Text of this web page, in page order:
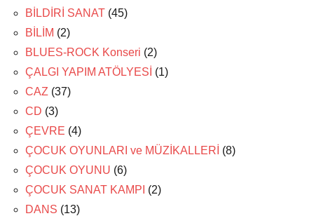
BİLDİRİ SANAT (45)
BİLİM (2)
BLUES-ROCK Konseri (2)
ÇALGI YAPIM ATÖLYESİ (1)
CAZ (37)
CD (3)
ÇEVRE (4)
ÇOCUK OYUNLARI ve MÜZİKALLERİ (8)
ÇOCUK OYUNU (6)
ÇOCUK SANAT KAMPI (2)
DANS (13)